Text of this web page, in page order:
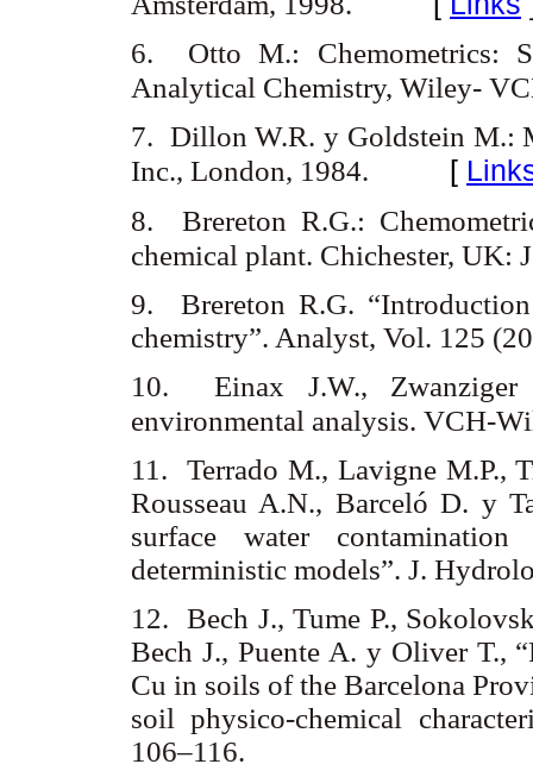
6. Otto M.: Chemometrics:
Analytical Chemistry, Wiley-
7. Dillon W.R. y Goldstein M.:
Inc., London, 1984.
[
8. Brereton R.G.:
chemical plant. Chichester,
9. Brereton R.G.
chemistry”. Analyst, Vol. 125
10. Einax J.W., Zwanziger
environmental analysis. VCH-
11. Terrado M., Lavigne M.P.,
Rousseau A.N., Barceló D. y
surface water
deterministic models”. J.
12. Bech J., Tume P.,
Bech J., Puente A. y Oliver T.,
Cu in soils of the Barcelona
soil physico-chemical
106–116.